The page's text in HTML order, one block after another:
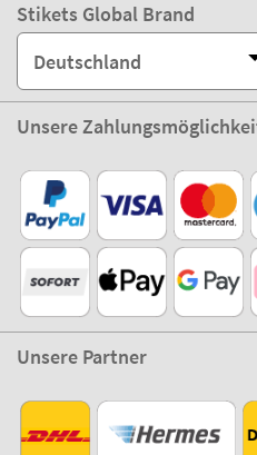
Stikets Global Brand
Deutschland
Unsere
Unsere Partner